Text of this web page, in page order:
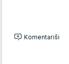
Komentariši